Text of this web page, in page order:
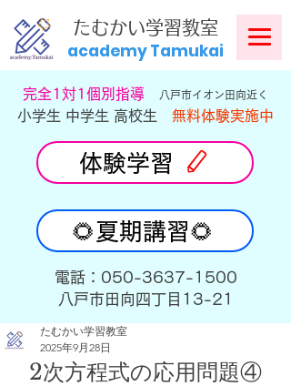
​たむかい学習教室
academy Tamukai
​完全1対1個別指導 八戸市イオン田向近く
小学生 中学生 高校生 無料体験実施中
体験学習
🌻夏期講習🌻
​電話：050-3637-1500
​八戸市田向四丁目13-21
たむかい学習教室
2025年9月28日
2次方程式の応用問題④